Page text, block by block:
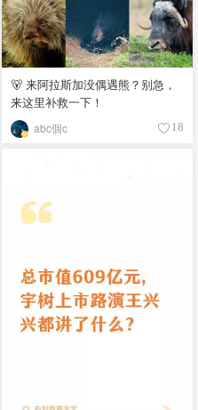
🐻 来阿拉斯加没偶遇熊？别急，
来这里补救一下！
abc個c 18